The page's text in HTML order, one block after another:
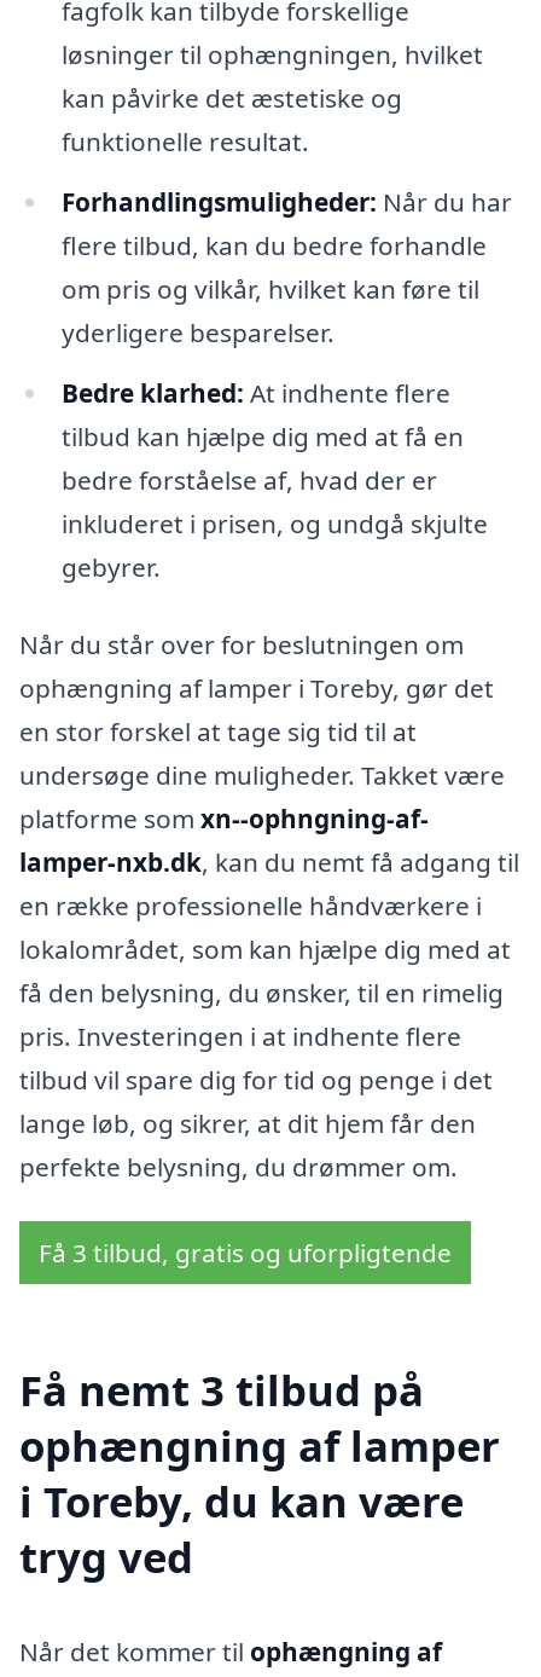
fagfolk kan tilbyde forskellige
løsninger til ophængningen, hvilket
kan påvirke det æstetiske og
funktionelle resultat.
Forhandlingsmuligheder: Når du har
flere tilbud, kan du bedre forhandle
om pris og vilkår, hvilket kan føre til
yderligere besparelser.
Bedre klarhed: At indhente flere
tilbud kan hjælpe dig med at få en
bedre forståelse af, hvad der er
inkluderet i prisen, og undgå skjulte
gebyrer.
Når du står over for beslutningen om
ophængning af lamper i Toreby, gør det
en stor forskel at tage sig tid til at
undersøge dine muligheder. Takket være
platforme som xn--ophngning-af-
lamper-nxb.dk, kan du nemt få adgang til
en række professionelle håndværkere i
lokalområdet, som kan hjælpe dig med at
få den belysning, du ønsker, til en rimelig
pris. Investeringen i at indhente flere
tilbud vil spare dig for tid og penge i det
lange løb, og sikrer, at dit hjem får den
perfekte belysning, du drømmer om.
Få 3 tilbud, gratis og uforpligtende
Få nemt 3 tilbud på
ophængning af lamper
i Toreby, du kan være
tryg ved
Når det kommer til ophængning af